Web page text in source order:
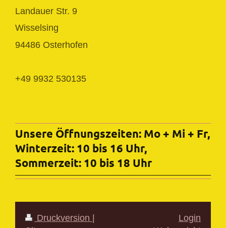
Landauer Str. 9
Wisselsing
94486 Osterhofen
+49 9932 530135
Unsere Öffnungszeiten: Mo + Mi + Fr,
Winterzeit: 10 bis 16 Uhr,
Sommerzeit: 10 bis 18 Uhr
Druckversion |
Login